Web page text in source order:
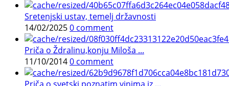
Sretenjski ustav, temelj državnosti
14/02/20250 comment
Priča o Ždralinu,konju Miloša ...
11/10/20140 comment